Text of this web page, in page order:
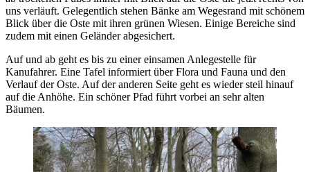
uns verläuft. Gelegentlich stehen Bänke am Wegesrand mit schönem
Blick über die Oste mit ihren grünen Wiesen. Einige Bereiche sind
zudem mit einen Geländer abgesichert.
Auf und ab geht es bis zu einer einsamen Anlegestelle für
Kanufahrer. Eine Tafel informiert über Flora und Fauna und den
Verlauf der Oste. Auf der anderen Seite geht es wieder steil hinauf
auf die Anhöhe. Ein schöner Pfad führt vorbei an sehr alten
Bäumen.